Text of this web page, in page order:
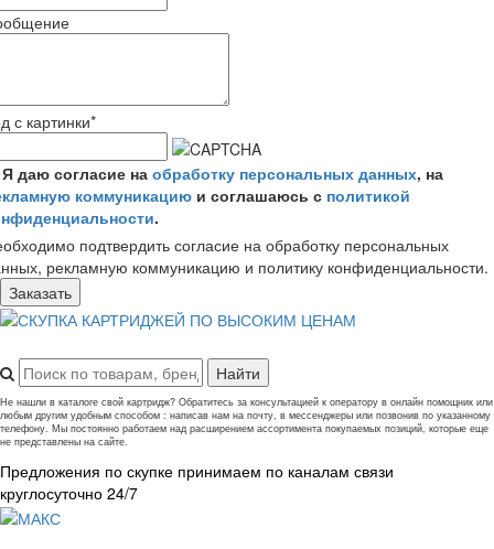
с картинки*
Я даю согласие на обработку персональных данных, на
коммуникацию и соглашаюсь с политикой
.
подтвердить согласие на обработку персональных
рекламную коммуникацию и политику конфиденциальности.
Заказать
Не нашли в каталоге свой картридж? Обратитесь за консультацией к оператору в онлайн помощник или
любым другим удобным способом : написав нам на почту, в мессенджеры или позвонив по указанному
телефону. Мы постоянно работаем над расширением ассортимента покупаемых позиций, которые еще
не представлены на сайте.
Предложения по скупке принимаем по каналам связи
круглосуточно 24/7